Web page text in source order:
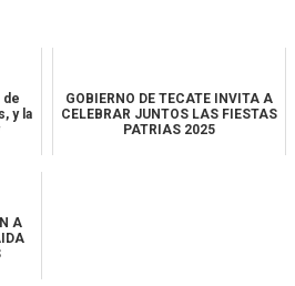
de
y la
GOBIERNO DE TECATE INVITA A
CELEBRAR JUNTOS LAS FIESTAS
PATRIAS 2025
A